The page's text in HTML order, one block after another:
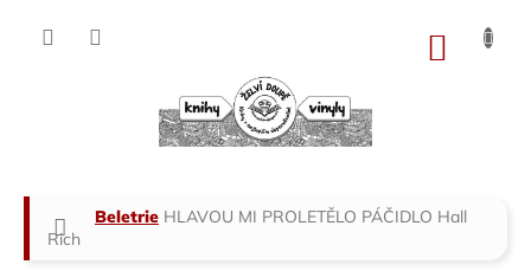
Domů
Beletrie HLAVOU MI PROLETĚLO PÁČIDLO Hall
Rich